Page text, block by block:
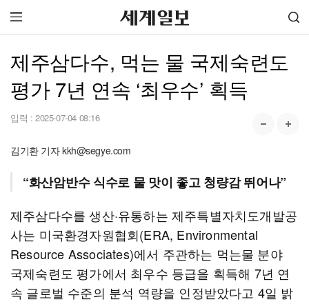
제주삼다수, 먹는 물 국제숙련도
평가 7년 연속 ‘최우수’ 획득
입력 : 2025-07-04 08:16
김기환 기자 kkh@segye.com
“화산암반수 식수로 물 맛이 좋고 청량감 뛰어나”
제주삼다수를 생산·유통하는 제주특별자치도개발공
사는 미국환경자원협회(ERA, Environmental
Resource Associates)에서 주관하는 먹는물 분야
국제숙련도 평가에서 최우수 등급을 획득해 7년 연
속 글로벌 수준의 분석 역량을 인정받았다고 4일 밝